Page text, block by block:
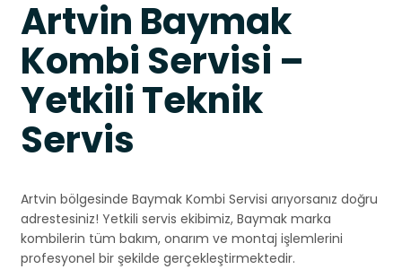
Artvin Baymak
Kombi Servisi –
Yetkili Teknik
Servis
Artvin bölgesinde Baymak Kombi Servisi arıyorsanız doğru
adrestesiniz! Yetkili servis ekibimiz, Baymak marka
kombilerin tüm bakım, onarım ve montaj işlemlerini
profesyonel bir şekilde gerçekleştirmektedir.